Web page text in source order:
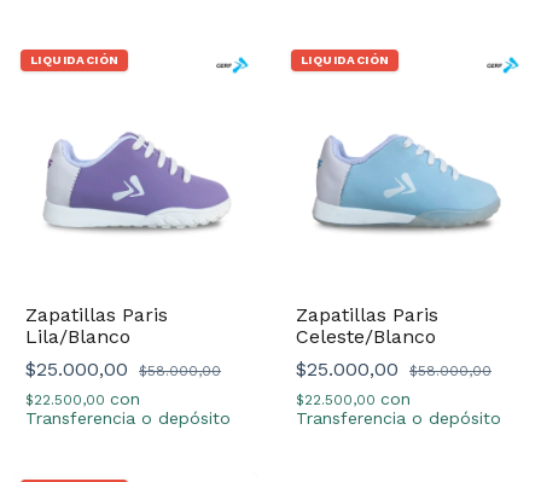
LIQUIDACIÓN
Zapatillas Paris
Lila/Blanco
$25.000,00
$58.000,00
$22.500,00 con
Transferencia o depósito
LIQUIDACIÓN
Zapatillas Paris
Celeste/Blanco
$25.000,00
$58.000,00
$22.500,00 con
Transferencia o depósito